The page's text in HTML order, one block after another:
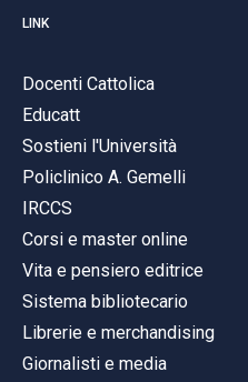
LINK
Docenti Cattolica
Educatt
Sostieni l'Università
Policlinico A. Gemelli
IRCCS
Corsi e master online
Vita e pensiero editrice
Sistema bibliotecario
Librerie e merchandising
Giornalisti e media